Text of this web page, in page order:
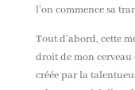
l’on commence sa
Tout d’abord, cette
droit de mon cerveau
créée par la